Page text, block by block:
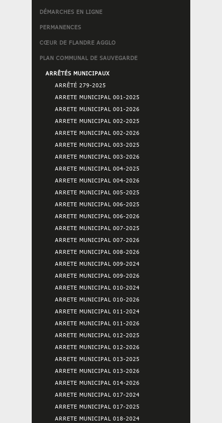
DÉMARCHES EN LIGNE
PERMANENCES
CŒUR DE FLANDRE AGGLO
PLAN COMMUNAL DE SAUVEGARDE
ARRÊTÉS MUNICIPAUX
ARRÊTÉ 279-2025
ARRETE MUNICIPAL 001-2025
ARRETE MUNICIPAL 001-2026
ARRETE MUNICIPAL 002-2025
ARRETE MUNICIPAL 002-2026
ARRETE MUNICIPAL 003-2025
ARRETE MUNICIPAL 003-2026
ARRETE MUNICIPAL 004-2025
ARRETE MUNICIPAL 004-2026
ARRETE MUNICIPAL 005-2025
ARRETE MUNICIPAL 006-2025
ARRETE MUNICIPAL 006-2026
ARRETE MUNICIPAL 007-2025
ARRETE MUNICIPAL 007-2026
ARRETE MUNICIPAL 008-2026
ARRETE MUNICIPAL 009-2024
ARRETE MUNICIPAL 009-2026
ARRETE MUNICIPAL 010-2024
ARRETE MUNICIPAL 010-2026
ARRETE MUNICIPAL 011-2024
ARRETE MUNICIPAL 011-2026
ARRETE MUNICIPAL 012-2025
ARRETE MUNICIPAL 012-2026
ARRETE MUNICIPAL 013-2025
ARRETE MUNICIPAL 013-2026
ARRETE MUNICIPAL 014-2026
ARRETE MUNICIPAL 017-2024
ARRETE MUNICIPAL 017-2025
ARRETE MUNICIPAL 018-2024